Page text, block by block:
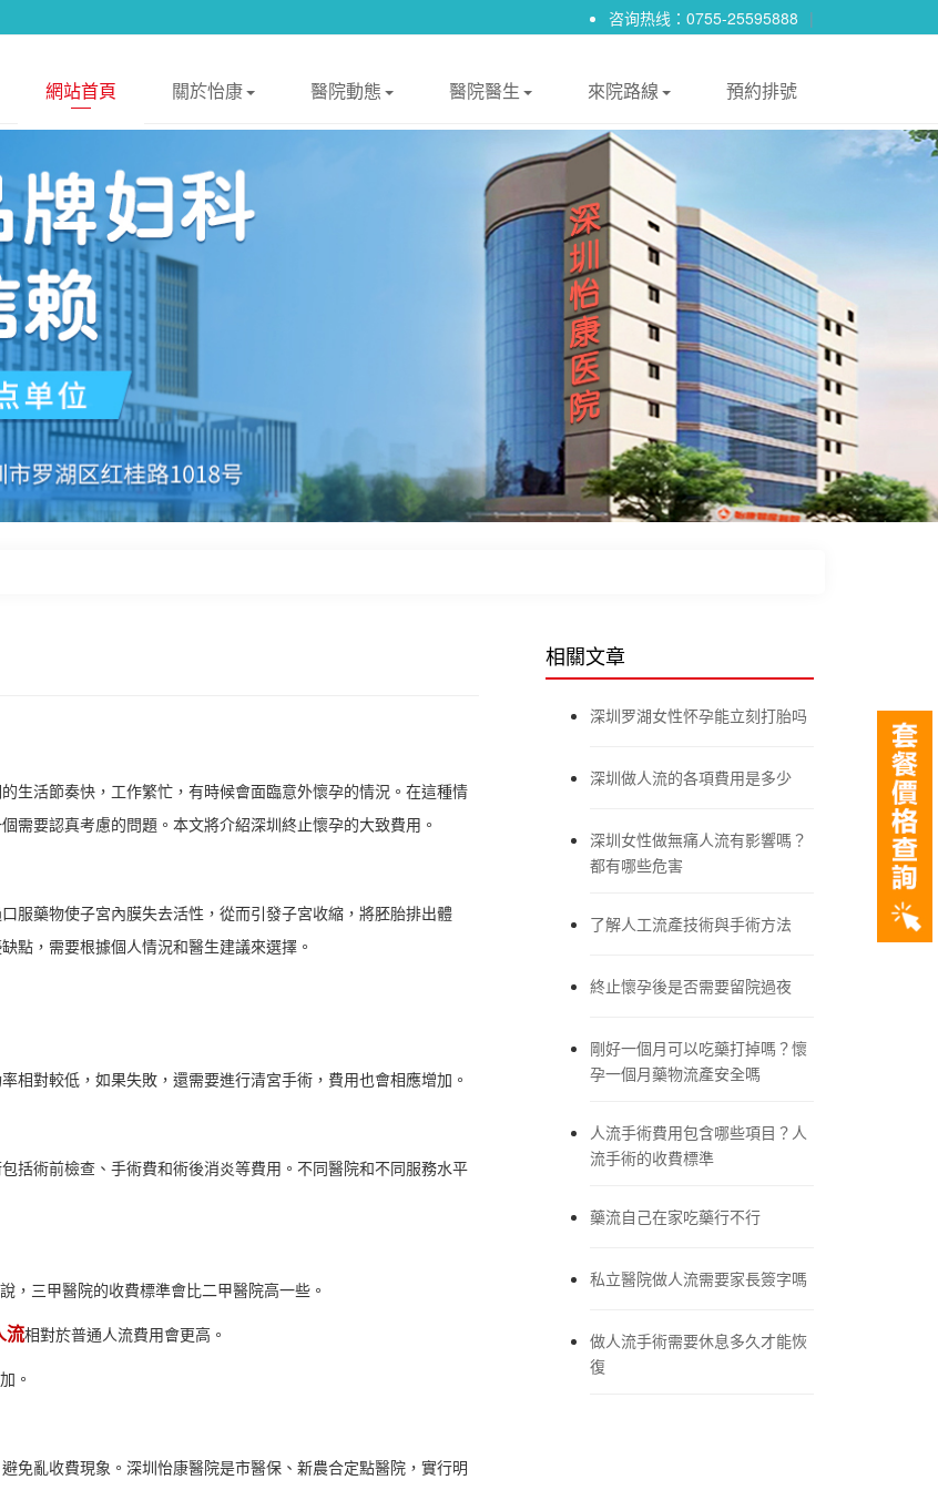
咨询热线：0755-25595888 |
網站首頁 關於怡康 醫院動態 醫院醫生 來院路線 預約排號
生活節奏快，工作繁忙，有時候會面臨意外懷孕的情況。在這種情
需要認真考慮的問題。本文將介紹深圳終止懷孕的大致費用。
服藥物使子宮內膜失去活性，從而引發子宮收縮，將胚胎排出體
點，需要根據個人情況和醫生建議來選擇。
相對較低，如果失敗，還需要進行清宮手術，費用也會相應增加。
括術前檢查、手術費和術後消炎等費用。不同醫院和不同服務水平
，三甲醫院的收費標準會比二甲醫院高一些。
流相對於普通人流費用會更高。
。
免亂收費現象。深圳怡康醫院是市醫保、新農合定點醫院，實行明
相關文章
深圳罗湖女性怀孕能立刻打胎吗
深圳做人流的各項費用是多少
深圳女性做無痛人流有影響嗎？
都有哪些危害
了解人工流產技術與手術方法
終止懷孕後是否需要留院過夜
剛好一個月可以吃藥打掉嗎？懷
孕一個月藥物流產安全嗎
人流手術費用包含哪些項目？人
流手術的收費標準
藥流自己在家吃藥行不行
私立醫院做人流需要家長簽字嗎
做人流手術需要休息多久才能恢
復